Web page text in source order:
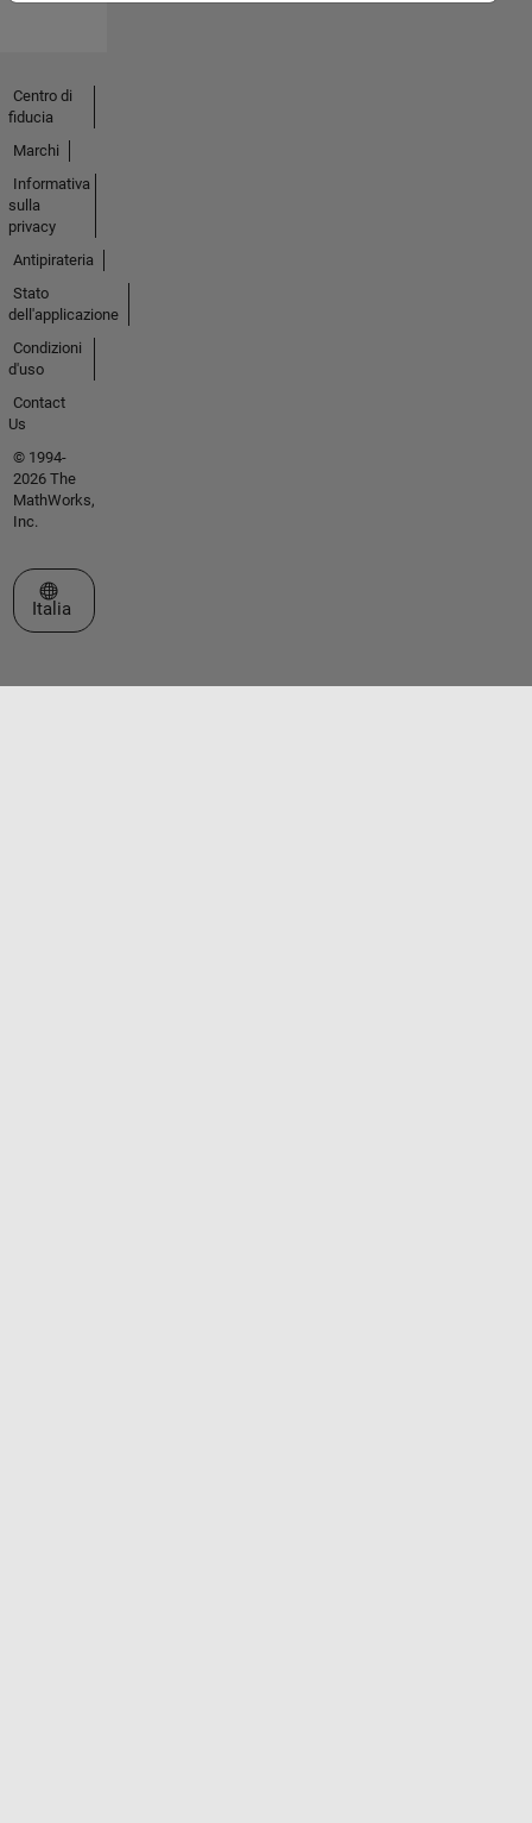
Centro di
fiducia
Marchi
Informativa
sulla
privacy
Antipirateria
Stato
dell'applicazione
Condizioni
d'uso
Contact
Us
© 1994-
2026 The
MathWorks,
Inc.
Seleziona un sito web
Italia